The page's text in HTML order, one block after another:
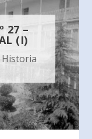
27 –
(I)
Historia